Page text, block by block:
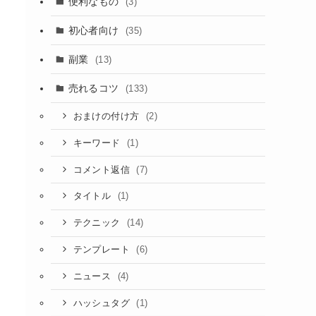
初心者向け (35)
副業 (13)
売れるコツ (133)
おまけの付け方 (2)
キーワード (1)
コメント返信 (7)
タイトル (1)
テクニック (14)
テンプレート (6)
ニュース (4)
ハッシュタグ (1)